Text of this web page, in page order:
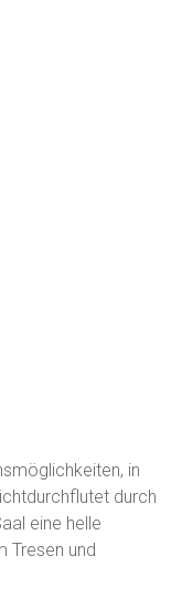
in
durch
eine helle
Tresen und